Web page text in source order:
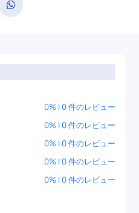
0% | 0 件のレビュー
0% | 0 件のレビュー
0% | 0 件のレビュー
0% | 0 件のレビュー
0% | 0 件のレビュー